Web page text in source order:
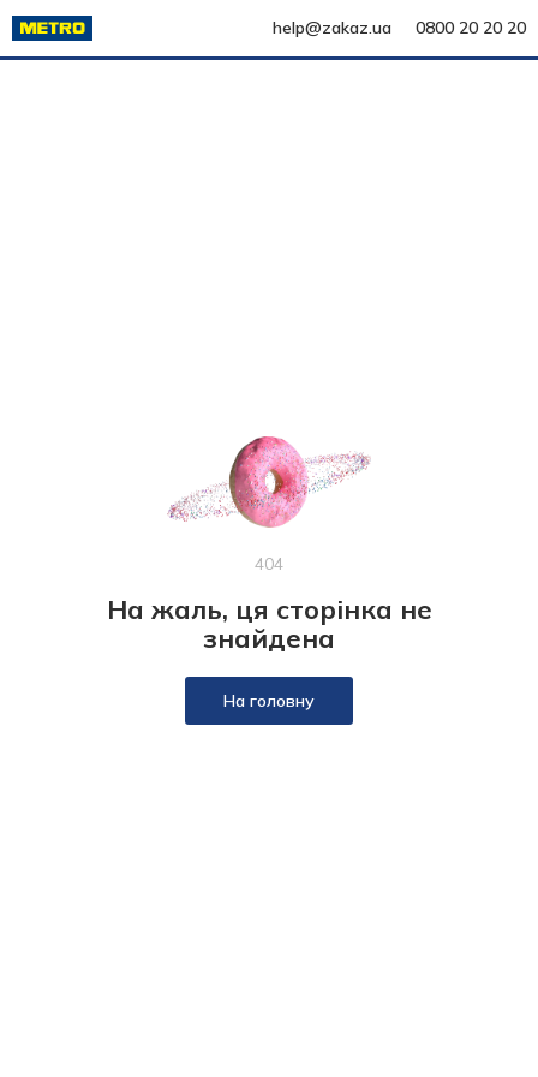
help@zakaz.ua 0800 20 20 20
404
На жаль, ця сторінка не
знайдена
На головну